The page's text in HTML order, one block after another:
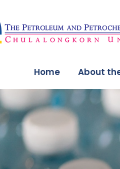
Home About